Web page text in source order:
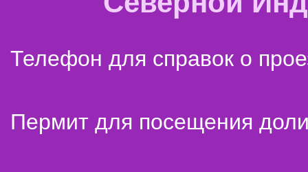
Телефон для справок о
Пермит для посещения